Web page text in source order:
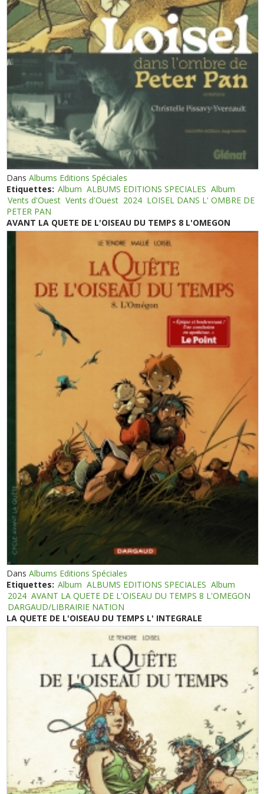
DansAlbums Editions Spéciales
Etiquettes: Album ALBUMS EDITIONS SPECIALES Album
Vents d'Ouest Vents d'Ouest 2024 LOISEL DANS L' OMBRE DE
PETER PAN
AVANT LA QUETE DE L'OISEAU DU TEMPS 8 L'OMEGON
DansAlbums Editions Spéciales
Etiquettes: Album ALBUMS EDITIONS SPECIALES Album
2024 AVANT LA QUETE DE L'OISEAU DU TEMPS 8 L'OMEGON
DARGAUD/LIBRAIRIE NATION
LA QUETE DE L'OISEAU DU TEMPS L' INTEGRALE